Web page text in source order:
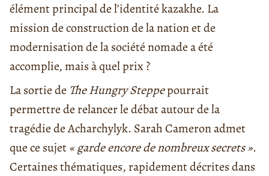
élément principal de l’identité kazakhe. La
mission de construction de la nation et de
modernisation de la société nomade a été
accomplie, mais à quel prix ?
La sortie de The Hungry Steppepourrait
permettre de relancer le débat autour de la
tragédie de Acharchylyk. Sarah Cameron admet
que ce sujet« garde encore de nombreux secrets ».
Certaines thématiques, rapidement décrites dans